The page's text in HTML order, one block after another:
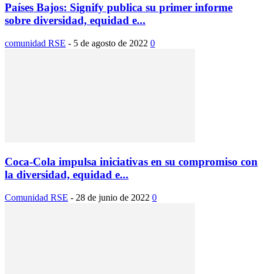
Países Bajos: Signify publica su primer informe
sobre diversidad, equidad e...
comunidad RSE - 5 de agosto de 2022 0
Coca-Cola impulsa iniciativas en su compromiso con
la diversidad, equidad e...
Comunidad RSE - 28 de junio de 2022 0